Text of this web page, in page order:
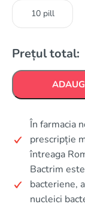
10 pill
Prețul total:
În farmacia
prescripție
întreaga
Bactrim
bacteriene,
nucleici